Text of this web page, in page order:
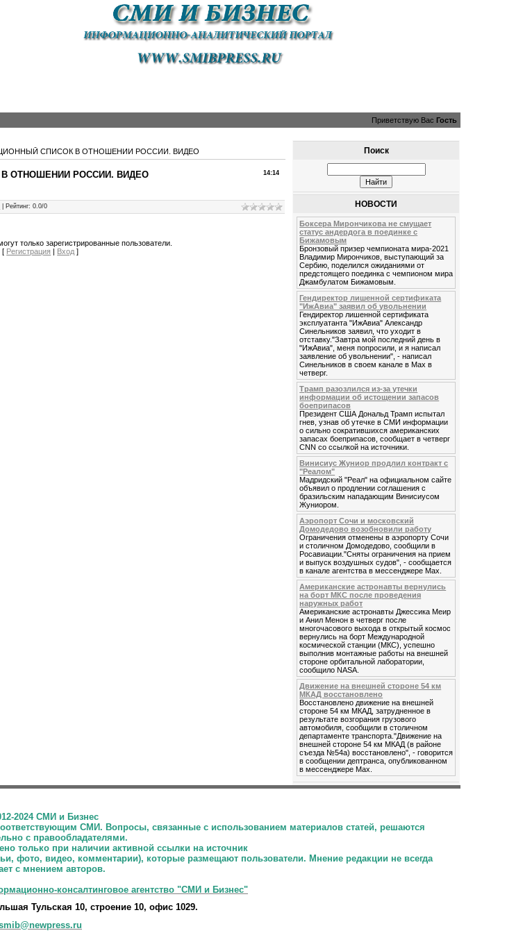
Приветствую Вас Гость
СПИСОК В ОТНОШЕНИИ РОССИИ. ВИДЕО
14:14
ОТНОШЕНИИ РОССИИ. ВИДЕО
Рейтинг: 0.0/0
только зарегистрированные пользователи.
[ Регистрация | Вход ]
Поиск
НОВОСТИ
Боксера Мирончикова не смущает
статус андердога в поединке с
Бижамовым
Бронзовый призер чемпионата мира-2021
Владимир Мирончиков, выступающий за
Сербию, поделился ожиданиями от
предстоящего поединка с чемпионом мира
Джамбулатом Бижамовым.
Гендиректор лишенной сертификата
"ИжАвиа" заявил об увольнении
Гендиректор лишенной сертификата
эксплуатанта "ИжАвиа" Александр
Синельников заявил, что уходит в
отставку."Завтра мой последний день в
"ИжАвиа", меня попросили, и я написал
заявление об увольнении", - написал
Синельников в своем канале в Max в
четверг.
Трамп разозлился из-за утечки
информации об истощении запасов
боеприпасов
Президент США Дональд Трамп испытал
гнев, узнав об утечке в СМИ информации
о сильно сократившихся американских
запасах боеприпасов, сообщает в четверг
CNN со ссылкой на источники.
Винисиус Жуниор продлил контракт с
"Реалом"
Мадридский "Реал" на официальном сайте
объявил о продлении соглашения с
бразильским нападающим Винисиусом
Жуниором.
Аэропорт Сочи и московский
Домодедово возобновили работу
Ограничения отменены в аэропорту Сочи
и столичном Домодедово, сообщили в
Росавиации."Сняты ограничения на прием
и выпуск воздушных судов", - сообщается
в канале агентства в мессенджере Max.
Американские астронавты вернулись
на борт МКС после проведения
наружных работ
Американские астронавты Джессика Меир
и Анил Менон в четверг после
многочасового выхода в открытый космос
вернулись на борт Международной
космической станции (МКС), успешно
выполнив монтажные работы на внешней
стороне орбитальной лаборатории,
сообщило NASA.
Движение на внешней стороне 54 км
МКАД восстановлено
Восстановлено движение на внешней
стороне 54 км МКАД, затрудненное в
результате возгорания грузового
автомобиля, сообщили в столичном
департаменте транспорта."Движение на
внешней стороне 54 км МКАД (в районе
съезда №54а) восстановлено", - говорится
в сообщении дептранса, опубликованном
в мессенджере Мах.
2024 СМИ и Бизнес
СМИ. Вопросы, связанные с использованием материалов статей, решаются
с правообладателями.
только при наличии активной ссылки на источник
фото, видео, комментарии), которые размещают пользователи. Мнение редакции не всегда
с мнением авторов.
консалтинговое агентство "СМИ и Бизнес"
Тульская 10, строение 10, офис 1029.